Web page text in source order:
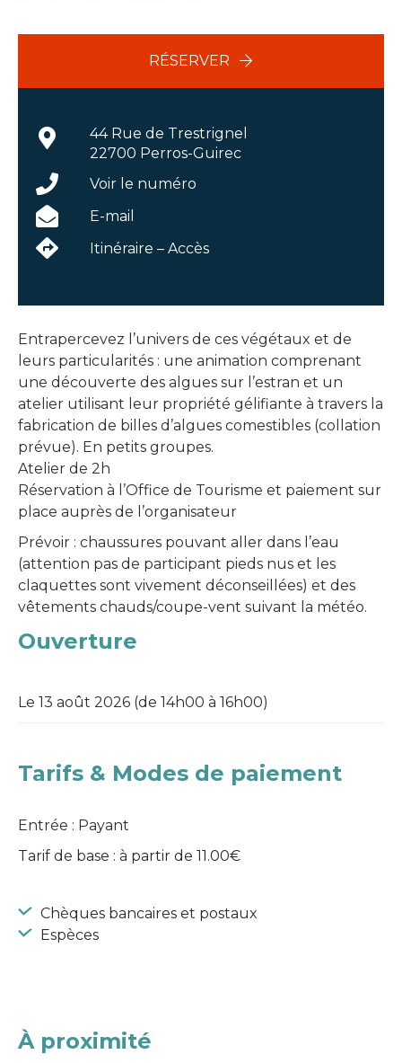
Entrapercevez l’univers de ces végétaux et de
leurs particularités : une animation comprenant
une découverte des algues sur l’estran et un
atelier utilisant leur propriété gélifiante à travers la
fabrication de billes d’algues comestibles (collation
prévue). En petits groupes.
Atelier de 2h
Réservation à l’Office de Tourisme et paiement sur
place auprès de l’organisateur
Prévoir : chaussures pouvant aller dans l’eau
(attention pas de participant pieds nus et les
claquettes sont vivement déconseillées) et des
vêtements chauds/coupe-vent suivant la météo.
Ouverture
Le 13 août 2026 (de 14h00 à 16h00)
Tarifs & Modes de paiement
Entrée : Payant
Tarif de base : à partir de 11.00€
Chèques bancaires et postaux
Espèces
RÉSERVER
44 Rue de Trestrignel
22700 Perros-Guirec
Voir le numéro
E-mail
Itinéraire – Accès
À proximité